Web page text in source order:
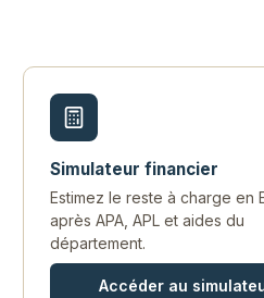
Simulateur financier
Estimez le reste à charge en
après APA, APL et aides du
département.
Accéder au